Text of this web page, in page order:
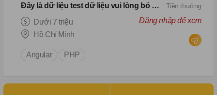
Đây là dữ liệu test dữ liệu vui lòng bỏ qua
Dưới 7 triệu
Hồ Chí Minh
Angular PHP
Tiền thưởng
Đăng nhập để xem